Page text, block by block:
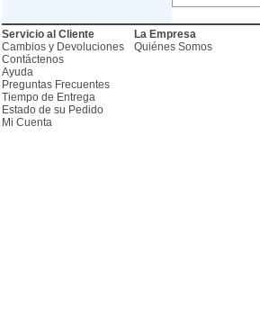
Servicio al Cliente
Cambios y Devoluciones
Contáctenos
Ayuda
Preguntas Frecuentes
Tiempo de Entrega
Estado de su Pedido
Mi Cuenta
La Empresa
Quiénes Somos